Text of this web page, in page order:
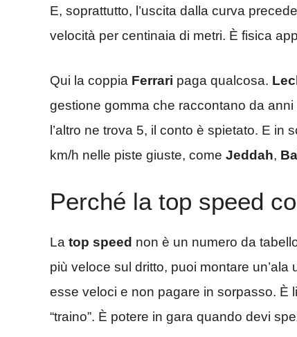
E, soprattutto, l’uscita dalla curva
velocità per centinaia di metri. È fisica
Qui la coppia Ferrari paga qualcosa.
gestione gomma che raccontano da
l’altro ne trova 5, il conto è spietato. E in
km/h nelle piste giuste, come Jeddah,
Perché la top speed
La top speed non è un numero da
più veloce sul dritto, puoi montare
esse veloci e non pagare in sorpasso. È
“traino”. È potere in gara quando devi